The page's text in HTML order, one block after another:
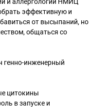
эффективную и
от высыпаний, но
общаться со
генно-инженерный
цитокины
в запуске и